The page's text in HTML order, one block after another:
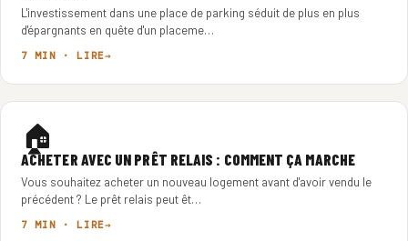
L'investissement dans une place de parking séduit de plus en plus
d'épargnants en quête d'un placeme…
7 MIN · LIRE
🏠
ACHETER AVEC UN PRÊT RELAIS : COMMENT ÇA MARCHE
Vous souhaitez acheter un nouveau logement avant d'avoir vendu le
précédent ? Le prêt relais peut êt…
7 MIN · LIRE